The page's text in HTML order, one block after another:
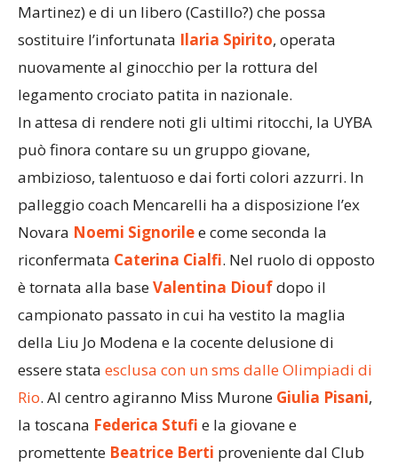
Martinez) e di un libero (Castillo?) che possa
sostituire l’infortunata Ilaria Spirito, operata
nuovamente al ginocchio per la rottura del
legamento crociato patita in nazionale.
In attesa di rendere noti gli ultimi ritocchi, la UYBA
può finora contare su un gruppo giovane,
ambizioso, talentuoso e dai forti colori azzurri. In
palleggio coach Mencarelli ha a disposizione l’ex
Novara Noemi Signorilee come seconda la
riconfermata Caterina Cialfi. Nel ruolo di opposto
è tornata alla baseValentina Dioufdopo il
campionato passato in cui ha vestito la maglia
della Liu Jo Modena e la cocente delusione di
essere stata esclusa con un sms dalle Olimpiadi di
Rio. Al centro agiranno Miss Murone Giulia Pisani,
la toscana Federica Stufi e la giovane e
promettente Beatrice Berti proveniente dal Club